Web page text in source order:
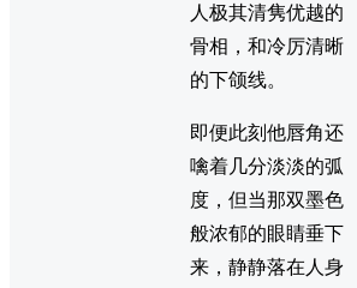
人极其清隽优越的
骨相，和冷厉清晰
的下颌线。
即便此刻他唇角还
噙着几分淡淡的弧
度，但当那双墨色
般浓郁的眼睛垂下
来，静静落在人身